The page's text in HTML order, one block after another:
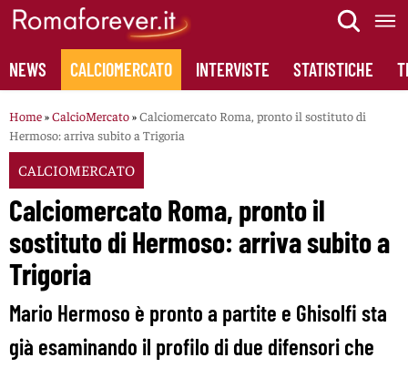
Skip
content
NEWS CALCIOMERCATO INTERVISTE STATISTICHE
Home»CalcioMercato»Calciomercato Roma, pronto il sostituto di
Hermoso: arriva subito a Trigoria
CALCIOMERCATO
Calciomercato Roma, pronto il
sostituto di Hermoso: arriva subito a
Trigoria
Mario Hermoso è pronto a partite e Ghisolfi sta
già esaminando il profilo di due difensori che